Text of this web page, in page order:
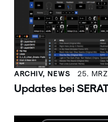
ARCHIV, NEWS 25.
Updates bei